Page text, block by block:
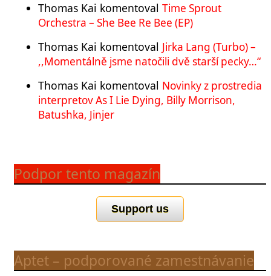
Thomas Kai komentoval Time Sprout
Orchestra – She Bee Re Bee (EP)
Thomas Kai komentoval Jirka Lang (Turbo) –
,,Momentálně jsme natočili dvě starší pecky…“
Thomas Kai komentoval Novinky z prostredia
interpretov As I Lie Dying, Billy Morrison,
Batushka, Jinjer
Podpor tento magazín
Support us
Aptet – podporované zamestnávanie